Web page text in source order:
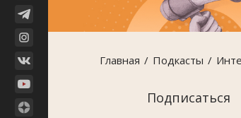
Главная Подкасты
Подписаться